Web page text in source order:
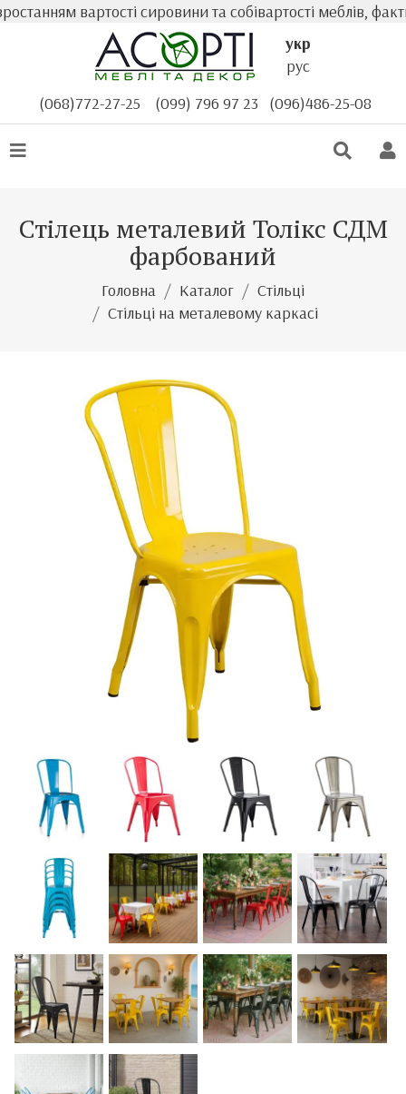
вартості сировини та собівартості меблів,
укр
рус
(068)772-27-25
(099) 796 97 23 (096)486-25-08
Стілець металевий Толікс СДМ
фарбований
Головна Каталог
Стільці
Стільці на металевому каркасі